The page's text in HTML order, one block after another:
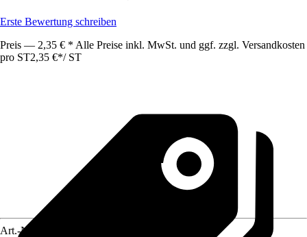
Erste Bewertung schreiben
Preis — 2,35 € * Alle Preise inkl. MwSt. und ggf. zzgl. Versandkosten
pro ST2,35 €*/ ST
Art.-Nr.